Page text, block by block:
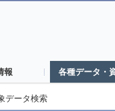
報 各種データ・
データ検索